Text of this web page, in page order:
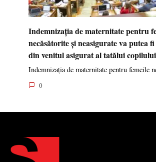
Indemnizația de maternitate pentru
necăsătorite și neasigurate va putea
din venitul asigurat al tatălui copilului
Indemnizația de maternitate pentru femeile
0